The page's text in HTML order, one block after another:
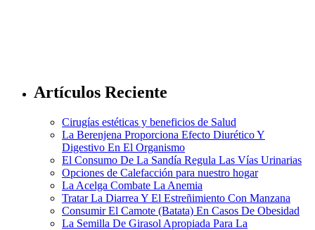
Artículos Reciente
Cirugías estéticas y beneficios de Salud
La Berenjena Proporciona Efecto Diurético Y
Digestivo En El Organismo
El Consumo De La Sandía Regula Las Vías Urinarias
Opciones de Calefacción para nuestro hogar
La Acelga Combate La Anemia
Tratar La Diarrea Y El Estreñimiento Con Manzana
Consumir El Camote (Batata) En Casos De Obesidad
La Semilla De Girasol Apropiada Para La